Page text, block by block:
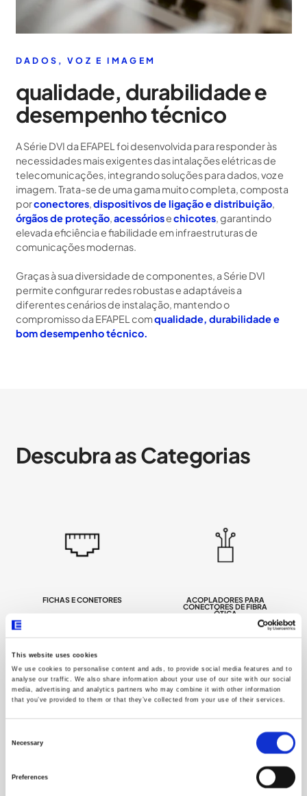
This website uses cookies
We use cookies to personalise content and ads, to provide social media features and to
analyse our traffic. We also share information about your use of our site with our social
media, advertising and analytics partners who may combine it with other information
that you’ve provided to them or that they’ve collected from your use of their services.
Necessary
Preferences
DADOS, VOZ E IMAGEM
qualidade, durabilidade e
desempenho técnico
A Série DVI da EFAPEL foi desenvolvida para responder às
necessidades mais exigentes das intalações elétricas de
telecomunicações, integrando soluções para dados, voz e
imagem. Trata-se de uma gama muito completa, composta
porconectores,dispositivos de ligação e distribuição,
órgãos de proteção,acessóriosechicotes, garantindo
elevada eficiência e fiabilidade em infraestruturas de
comunicações modernas.
Graças à sua diversidade de componentes, a Série DVI
permite configurar redes robustas e adaptáveis a
diferentes cenários de instalação, mantendo o
compromisso da EFAPEL comqualidade, durabilidade e
bom desempenho técnico.
Descubra as Categorias
FICHAS E CONETORES ACOPLADORES PARA
CONECTORES DE FIBRA
ÓTICA